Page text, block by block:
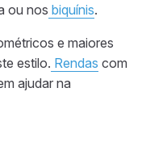
ou nos biquínis.
e maiores
estilo. Rendas com
ajudar na